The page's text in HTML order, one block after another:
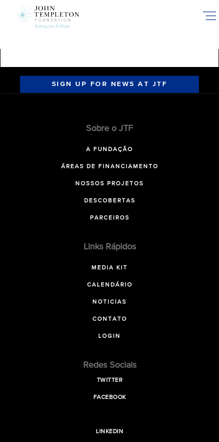
SIGN UP FOR NEWS AT JTF
Sobre o JTF
A FUNDAÇÃO
ÁREAS DE FINANCIAMENTO
NOSSOS PROJETOS
DESCOBERTAS
PARCEIROS
Links Rápidos
MEDIA KIT
CALENDÁRIO
NOTICIAS
CONTATO
LOGIN
Redes Sociais
TWITTER
FACEBOOK
LINKEDIN